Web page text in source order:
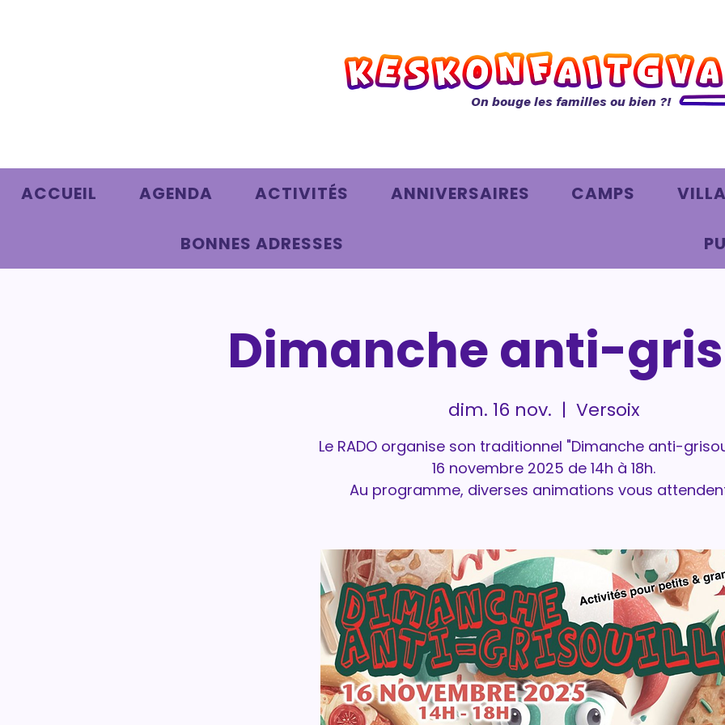
On bouge les familles ou bien ?!
ACCUEIL AGENDA ACTIVITÉS ANNIVERSAIRES CAMPS
BONNES ADRESSES
Dimanche anti-
dim. 16 nov.
  |
Versoix
Le RADO organise son traditionnel "Dimanche anti-
16 novembre 2025 de 14h à 18h.
Au programme, diverses animations vous